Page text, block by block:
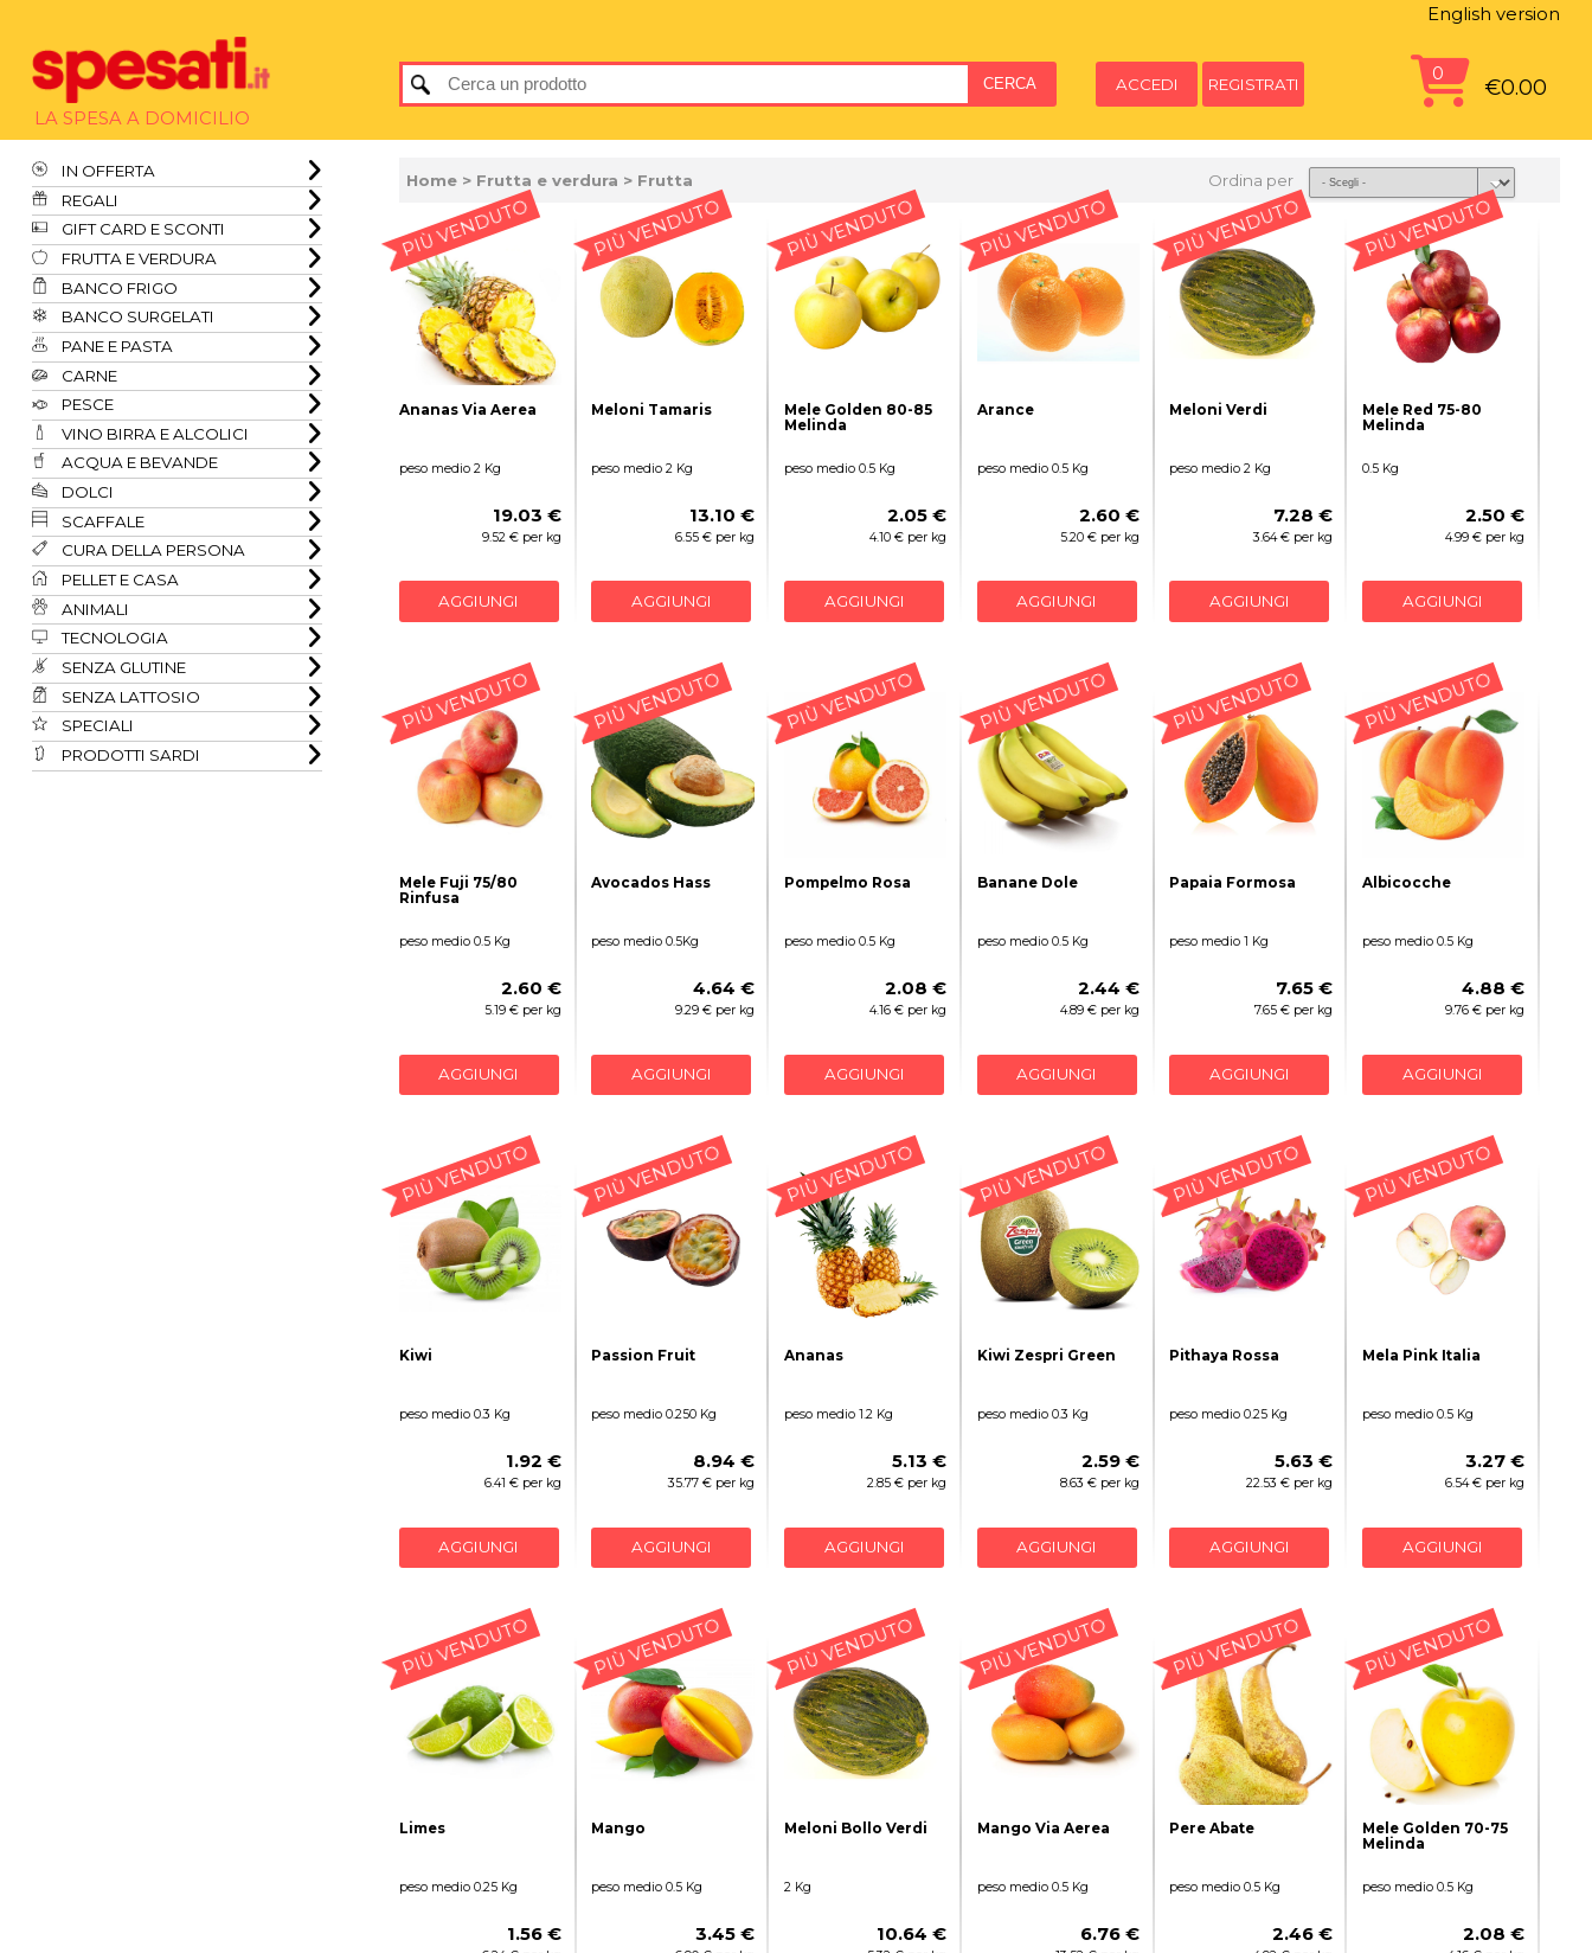
LA SPESA A DOMICILIO
English version
ACCEDI REGISTRATI
0
€0.00
IN OFFERTA
REGALI
GIFT CARD E SCONTI
FRUTTA E VERDURA
BANCO FRIGO
BANCO SURGELATI
PANE E PASTA
CARNE
PESCE
VINO BIRRA E ALCOLICI
ACQUA E BEVANDE
DOLCI
SCAFFALE
CURA DELLA PERSONA
PELLET E CASA
ANIMALI
TECNOLOGIA
SENZA GLUTINE
SENZA LATTOSIO
SPECIALI
PRODOTTI SARDI
Home > Frutta e verdura > Frutta Ordina per
PIÙ VENDUTO
Ananas Via Aerea
peso medio 2 Kg
19.03 €
9.52 € per kg
AGGIUNGI
PIÙ VENDUTO
Meloni Tamaris
peso medio 2 Kg
13.10 €
6.55 € per kg
AGGIUNGI
PIÙ VENDUTO
Mele Golden 80-85
Melinda
peso medio 0.5 Kg
2.05 €
4.10 € per kg
AGGIUNGI
PIÙ VENDUTO
Arance
peso medio 0.5 Kg
2.60 €
5.20 € per kg
AGGIUNGI
PIÙ VENDUTO
Meloni Verdi
peso medio 2 Kg
7.28 €
3.64 € per kg
AGGIUNGI
PIÙ VENDUTO
Mele Red 75-80
Melinda
0.5 Kg
2.50 €
4.99 € per kg
AGGIUNGI
PIÙ VENDUTO
Mele Fuji 75/80
Rinfusa
peso medio 0.5 Kg
2.60 €
5.19 € per kg
AGGIUNGI
PIÙ VENDUTO
Avocados Hass
peso medio 0.5Kg
4.64 €
9.29 € per kg
AGGIUNGI
PIÙ VENDUTO
Pompelmo Rosa
peso medio 0.5 Kg
2.08 €
4.16 € per kg
AGGIUNGI
PIÙ VENDUTO
Banane Dole
peso medio 0.5 Kg
2.44 €
4.89 € per kg
AGGIUNGI
PIÙ VENDUTO
Papaia Formosa
peso medio 1 Kg
7.65 €
7.65 € per kg
AGGIUNGI
PIÙ VENDUTO
Albicocche
peso medio 0.5 Kg
4.88 €
9.76 € per kg
AGGIUNGI
PIÙ VENDUTO
Kiwi
peso medio 0.3 Kg
1.92 €
6.41 € per kg
AGGIUNGI
PIÙ VENDUTO
Passion Fruit
peso medio 0.250 Kg
8.94 €
35.77 € per kg
AGGIUNGI
PIÙ VENDUTO
Ananas
peso medio 1.2 Kg
5.13 €
2.85 € per kg
AGGIUNGI
PIÙ VENDUTO
Kiwi Zespri Green
peso medio 0.3 Kg
2.59 €
8.63 € per kg
AGGIUNGI
PIÙ VENDUTO
Pithaya Rossa
peso medio 0.25 Kg
5.63 €
22.53 € per kg
AGGIUNGI
PIÙ VENDUTO
Mela Pink Italia
peso medio 0.5 Kg
3.27 €
6.54 € per kg
AGGIUNGI
PIÙ VENDUTO
Limes
peso medio 0.25 Kg
1.56 €
PIÙ VENDUTO
Mango
peso medio 0.5 Kg
3.45 €
PIÙ VENDUTO
Meloni Bollo Verdi
2 Kg
10.64 €
PIÙ VENDUTO
Mango Via Aerea
peso medio 0.5 Kg
6.76 €
PIÙ VENDUTO
Pere Abate
peso medio 0.5 Kg
2.46 €
PIÙ VENDUTO
Mele Golden 70-75
Melinda
peso medio 0.5 Kg
2.08 €